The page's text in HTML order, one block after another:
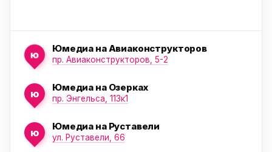
ю
Юмедиа на Авиаконструкторов
пр. Авиаконструкторов, 5-2
ю
Юмедиа на Озерках
пр. Энгельса, 113к1
ю
Юмедиа на Руставели
ул. Руставели, 66